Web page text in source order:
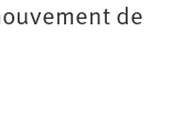
de